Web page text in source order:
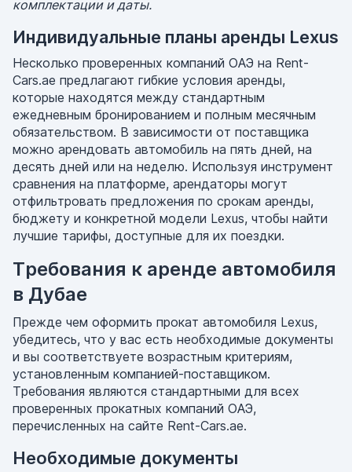
комплектации и даты.
Индивидуальные планы аренды Lexus
Несколько проверенных компаний ОАЭ на Rent-
Cars.ae предлагают гибкие условия аренды,
которые находятся между стандартным
ежедневным бронированием и полным месячным
обязательством. В зависимости от поставщика
можно арендовать автомобиль на пять дней, на
десять дней или на неделю. Используя инструмент
сравнения на платформе, арендаторы могут
отфильтровать предложения по срокам аренды,
бюджету и конкретной модели Lexus, чтобы найти
лучшие тарифы, доступные для их поездки.
Требования к аренде автомобиля
в Дубае
Прежде чем оформить прокат автомобиля Lexus,
убедитесь, что у вас есть необходимые документы
и вы соответствуете возрастным критериям,
установленным компанией-поставщиком.
Требования являются стандартными для всех
проверенных прокатных компаний ОАЭ,
перечисленных на сайте Rent-Cars.ae.
Необходимые документы